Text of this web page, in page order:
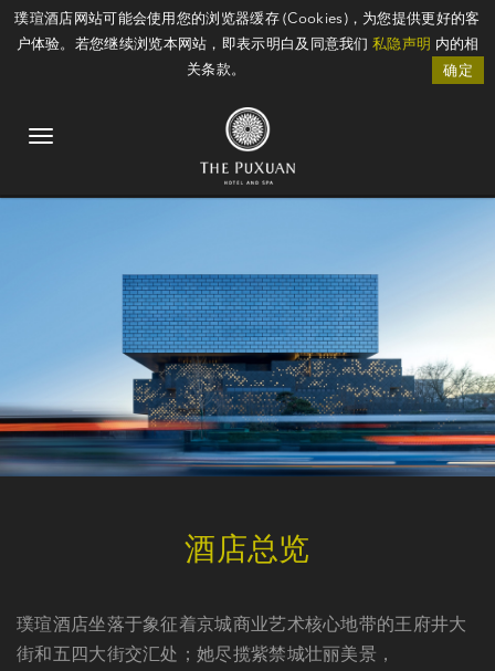
璞瑄酒店网站可能会使用您的浏览器缓存 (Cookies)，为您提供更好的客
户体验。若您继续浏览本网站，即表示明白及同意我们私隐声明 内的相
关条款。
确定
Toggle
酒店总览
璞瑄酒店坐落于象征着京城商业艺术核心地带的王府井大
街和五四大街交汇处；她尽揽紫禁城壮丽美景，